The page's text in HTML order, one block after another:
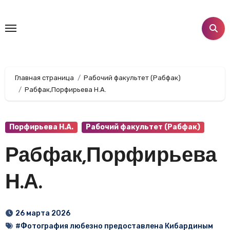
содержанию
Главная страница
Рабочий факультет (Рабфак)
Рабфак,Порфирьева Н.А.
Порфирьева Н.А. Рабочий факультет (Рабфак)
Рабфак,Порфирьева
Н.А.
26 марта 2026
#Фотография любезно предоставлена Кибардиным